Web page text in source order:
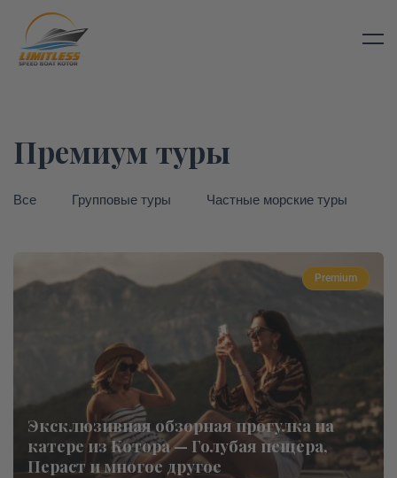
Премиум туры
Все Групповые туры Частные морские туры
Premium
Эксклюзивная обзорная прогулка на
катере из Котора — Голубая пещера,
Пераст и многое другое